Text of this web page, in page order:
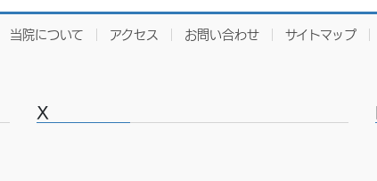
当院について アクセス お問い合わせ サイトマップ
X